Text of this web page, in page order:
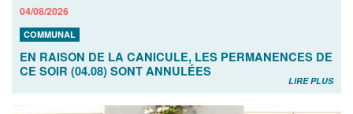
04/08/2026
COMMUNAL
EN RAISON DE LA CANICULE, LES PERMANENCES DE
CE SOIR (04.08) SONT ANNULÉES
LIRE PLUS